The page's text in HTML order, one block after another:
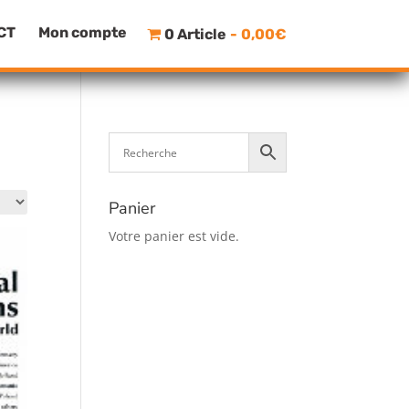
Mon compte 0 Article 0,00€
Panier
Votre panier est vide.